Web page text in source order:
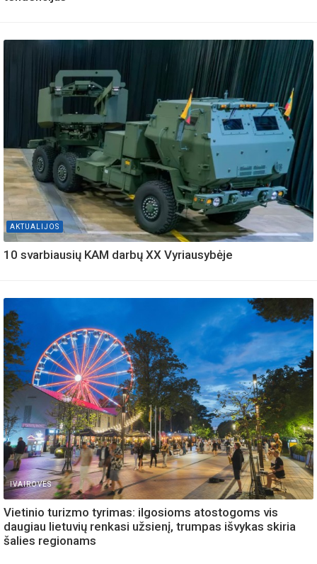
AKTUALIJOS
10 svarbiausių KAM darbų XX Vyriausybėje
IVAIROVES
Vietinio turizmo tyrimas: ilgosioms atostogoms vis
daugiau lietuvių renkasi užsienį, trumpas išvykas skiria
šalies regionams